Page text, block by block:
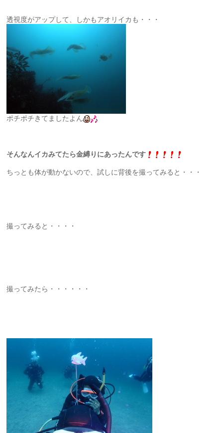
透視度がアップして、しかもアオリイカも・・・
ポチポチきてましたよん
そんなんイカみてたら金縛りにあったんです
ちっとも体が動かないので、試しに背後を撮ってみると・・・
撮ってみると・・・・
撮ってみたら・・・・・・